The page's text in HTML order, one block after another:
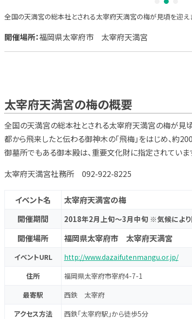
2
全国の天満宮の総本社とされる太宰府天満宮の梅が見頃を迎
開催場所：福岡県太宰府市 太宰府天満宮
太宰府天満宮の梅の概要
全国の天満宮の総本社とされる太宰府天満宮の梅が見
都から飛来したと伝わる御神木の「飛梅」をはじめ、約
御墓所でもある御本殿は、重要文化財に指定されていま
太宰府天満宮社務所 092-922-8225
イベント名
太宰府天満宮の梅
開催期間
2018年2月上旬～3月中旬 ※気候により
開催場所 福岡県太宰府市 太宰府天満宮
イベントURL
http://www.dazaifutenmangu.or.jp/
住所
福岡県太宰府市宰府4-7-1
最寄駅
西鉄 太宰府
アクセス方法
西鉄「太宰府駅」から徒歩5分